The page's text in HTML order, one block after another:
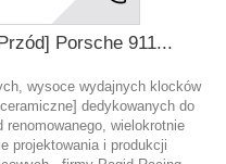
Porsche 911...
wysoce wydajnych klocków
dedykowanych do
renomowanego, wielokrotnie
projektowania i produkcji